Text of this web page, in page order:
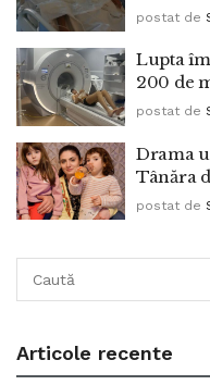
postat de
Lupta
200 de
postat de
Drama
Tânăra
postat de
Articole recente